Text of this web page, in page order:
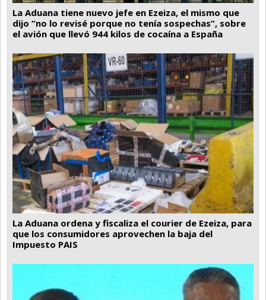
La Aduana tiene nuevo jefe en Ezeiza, el mismo que
dijo “no lo revisé porque no tenía sospechas”, sobre
el avión que llevó 944 kilos de cocaína a España
La Aduana ordena y fiscaliza el courier de Ezeiza, para
que los consumidores aprovechen la baja del
Impuesto PAIS